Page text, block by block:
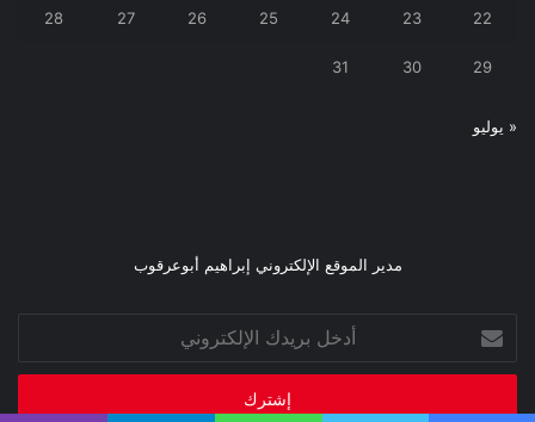
22
23
24
25
26
27
28
29
30
31
« يوليو
مدير الموقع الإلكتروني إبراهيم أبوعرقوب
أدخل
بريدك
الإلكتروني